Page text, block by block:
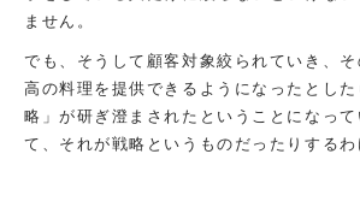
ません。
でも、そうして顧客対象絞られていき、
高の料理を提供できるようになったとし
略」が研ぎ澄まされたということになっ
て、それが戦略というものだったりするわ